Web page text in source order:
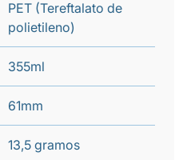
PET (Tereftalato de
polietileno)
355ml
61mm
13,5 gramos